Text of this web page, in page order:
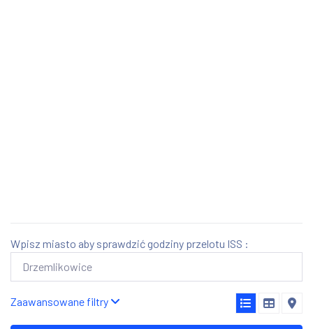
Wpisz miasto aby sprawdzić godziny przelotu ISS :
Zaawansowane filtry